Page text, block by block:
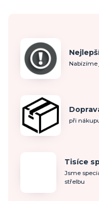
Nabízíme
při
Tisíce
Jsme
střelbu